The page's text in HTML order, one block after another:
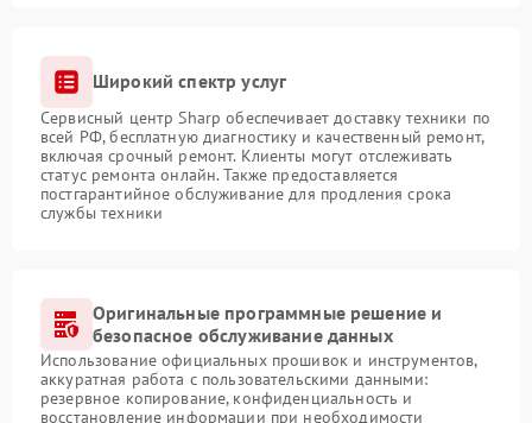
Широкий спектр услуг
Сервисный центр Sharp обеспечивает доставку техники по
всей РФ, бесплатную диагностику и качественный ремонт,
включая срочный ремонт. Клиенты могут отслеживать
статус ремонта онлайн. Также предоставляется
постгарантийное обслуживание для продления срока
службы техники
Оригинальные программные решение и
безопасное обслуживание данных
Использование официальных прошивок и инструментов,
аккуратная работа с пользовательскими данными:
резервное копирование, конфиденциальность и
восстановление информации при необходимости